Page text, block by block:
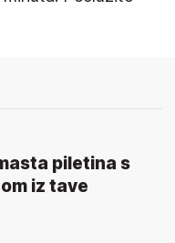
piletina s
iz tave